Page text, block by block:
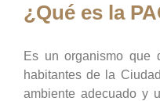
¿Qué es la
Es un organismo que
habitantes de la
ambiente adecuado y